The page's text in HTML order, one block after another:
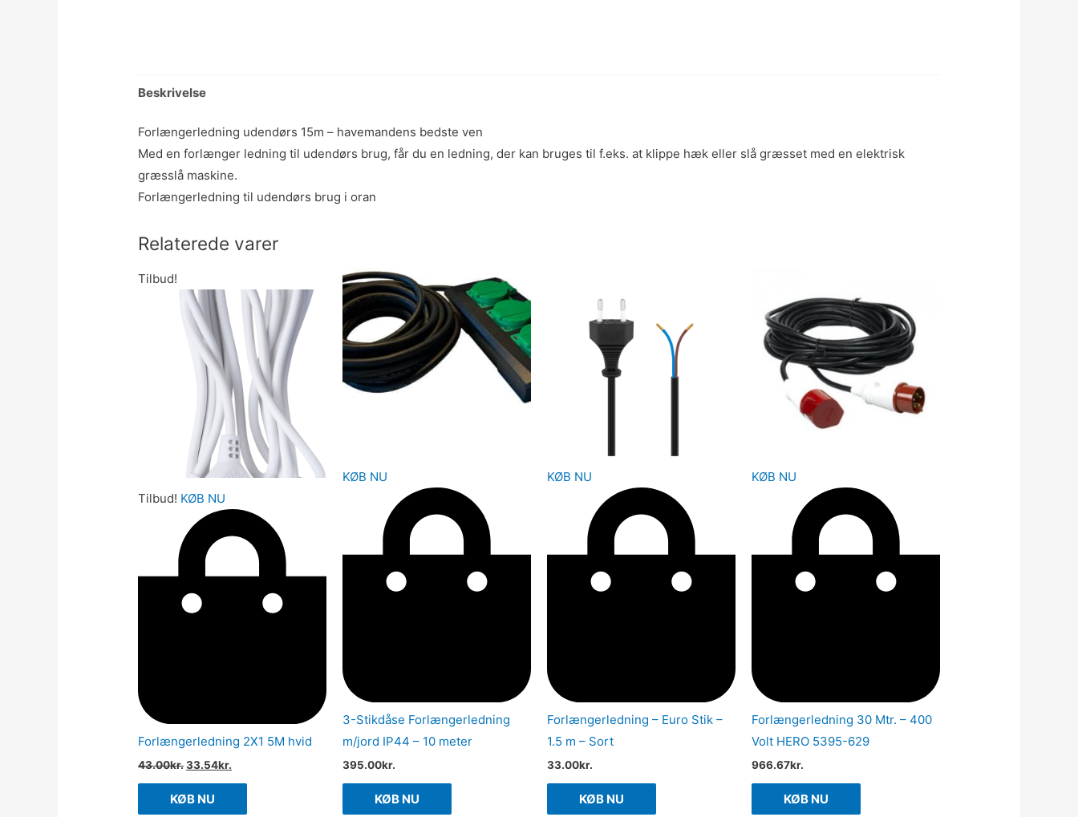
Beskrivelse
Forlængerledning udendørs 15m – havemandens bedste ven
Med en forlænger ledning til udendørs brug, får du en ledning, der kan bruges til f.eks. at klippe hæk eller slå græsset med en elektrisk
græsslå maskine.
Forlængerledning til udendørs brug i oran
Relaterede varer
Tilbud!
Tilbud! KØB NU
Forlængerledning 2X1 5M hvid
43.00kr.33.54kr.
KØB NU
KØB NU
3-Stikdåse Forlængerledning
m/jord IP44 – 10 meter
395.00kr.
KØB NU
KØB NU
Forlængerledning – Euro Stik –
1.5 m – Sort
33.00kr.
KØB NU
KØB NU
Forlængerledning 30 Mtr. – 400
Volt HERO 5395-629
966.67kr.
KØB NU